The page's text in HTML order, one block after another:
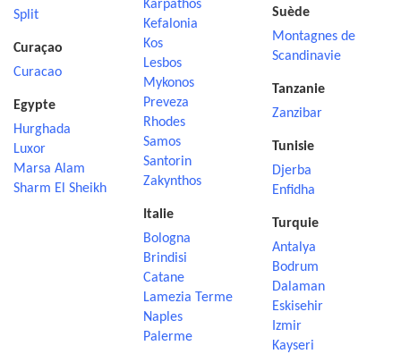
Split
Curaçao
Curacao
Egypte
Hurghada
Luxor
Marsa Alam
Sharm El Sheikh
Karpathos
Kefalonia
Kos
Lesbos
Mykonos
Preveza
Rhodes
Samos
Santorin
Zakynthos
Italie
Bologna
Brindisi
Catane
Lamezia Terme
Naples
Palerme
Suède
Montagnes de
Scandinavie
Tanzanie
Zanzibar
Tunisie
Djerba
Enfidha
Turquie
Antalya
Bodrum
Dalaman
Eskisehir
Izmir
Kayseri